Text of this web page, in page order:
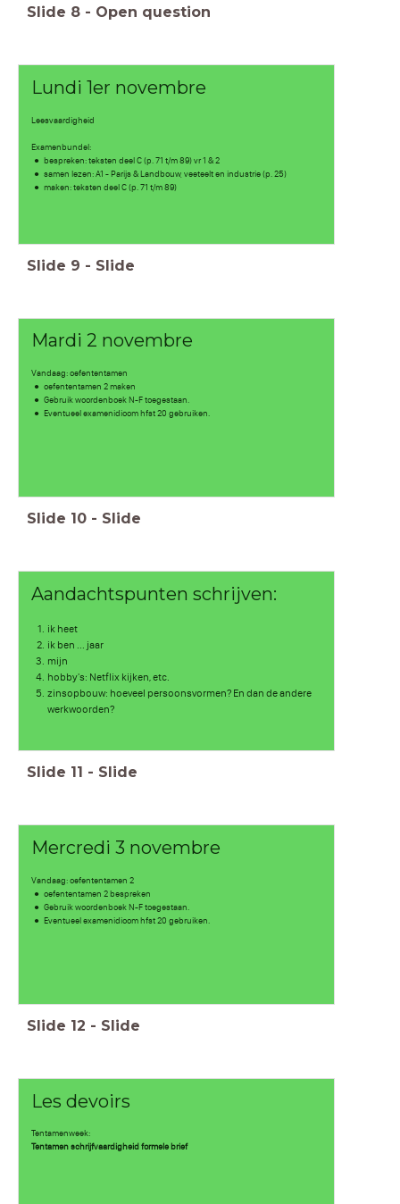
Slide 8 - Open question
Lundi 1er novembre
Leesvaardigheid
Examenbundel:
bespreken: teksten deel C (p. 71 t/m 89) vr 1 & 2
samen lezen: A1 - Parijs & Landbouw, veeteelt en industrie (p. 25)
maken: teksten deel C (p. 71 t/m 89)
Slide 9 - Slide
Mardi 2 novembre
Vandaag: oefententamen
oefententamen 2 maken
Gebruik woordenboek N-F toegestaan.
Eventueel examenidioom hfst 20 gebruiken.
Slide 10 - Slide
Aandachtspunten schrijven:
ik heet
ik ben ... jaar
mijn
hobby's: Netflix kijken, etc.
zinsopbouw: hoeveel persoonsvormen? En dan de andere
werkwoorden?
Slide 11 - Slide
Mercredi 3 novembre
Vandaag: oefententamen 2
oefententamen 2 bespreken
Gebruik woordenboek N-F toegestaan.
Eventueel examenidioom hfst 20 gebruiken.
Slide 12 - Slide
Les devoirs
Tentamenweek:
Tentamen schrijfvaardigheid formele brief